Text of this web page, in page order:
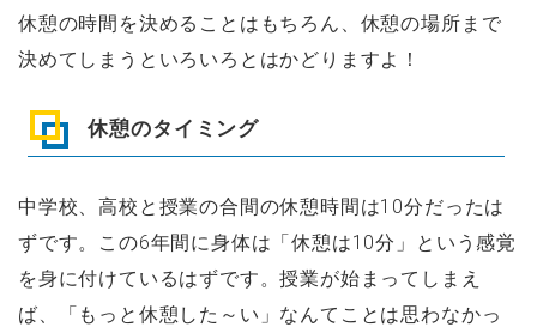
休憩の時間を決めることはもちろん、休憩の場所まで
決めてしまうといろいろとはかどりますよ！
休憩のタイミング
中学校、高校と授業の合間の休憩時間は10分だったは
ずです。この6年間に身体は「休憩は10分」という感覚
を身に付けているはずです。授業が始まってしまえ
ば、「もっと休憩した～い」なんてことは思わなかっ